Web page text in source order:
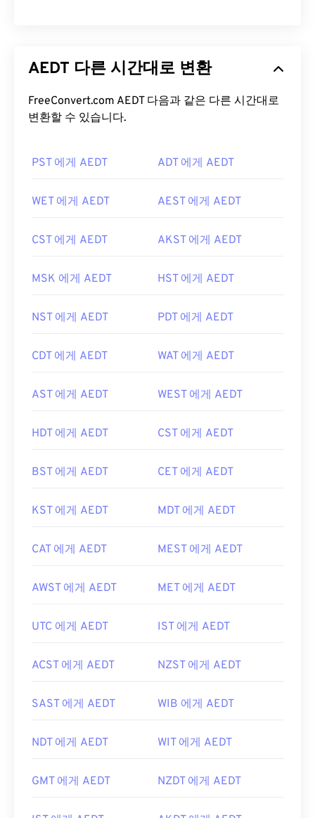
AEDT 다른 시간대로 변환
FreeConvert.com AEDT 다음과 같은 다른 시간대로
변환할 수 있습니다.
PST 에게 AEDT ADT 에게 AEDT
WET 에게 AEDT AEST 에게 AEDT
CST 에게 AEDT AKST 에게 AEDT
MSK 에게 AEDT HST 에게 AEDT
NST 에게 AEDT PDT 에게 AEDT
CDT 에게 AEDT WAT 에게 AEDT
AST 에게 AEDT WEST 에게 AEDT
HDT 에게 AEDT CST 에게 AEDT
BST 에게 AEDT CET 에게 AEDT
KST 에게 AEDT MDT 에게 AEDT
CAT 에게 AEDT MEST 에게 AEDT
AWST 에게 AEDT MET 에게 AEDT
UTC 에게 AEDT IST 에게 AEDT
ACST 에게 AEDT NZST 에게 AEDT
SAST 에게 AEDT WIB 에게 AEDT
NDT 에게 AEDT WIT 에게 AEDT
GMT 에게 AEDT NZDT 에게 AEDT